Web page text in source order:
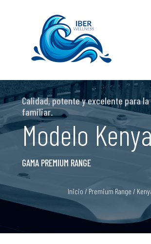
Calidad, potente y excelente para
familiar.
Modelo
GAMA PREMIUM RANGE
Inicio / Premium Range /